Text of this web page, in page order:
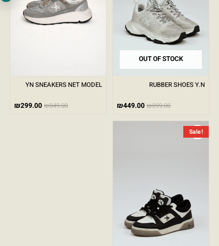
OUT OF STOCK
RUBBER SHOES Y.N
₪899.00
₪449.00
YN SNEAKERS NET MODEL
₪849.00
₪299.00
Sale!